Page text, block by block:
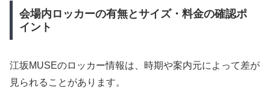
会場内ロッカーの有無とサイズ・料金の確認ポ
イント
江坂MUSEのロッカー情報は、時期や案内元によって差が
見られることがあります。